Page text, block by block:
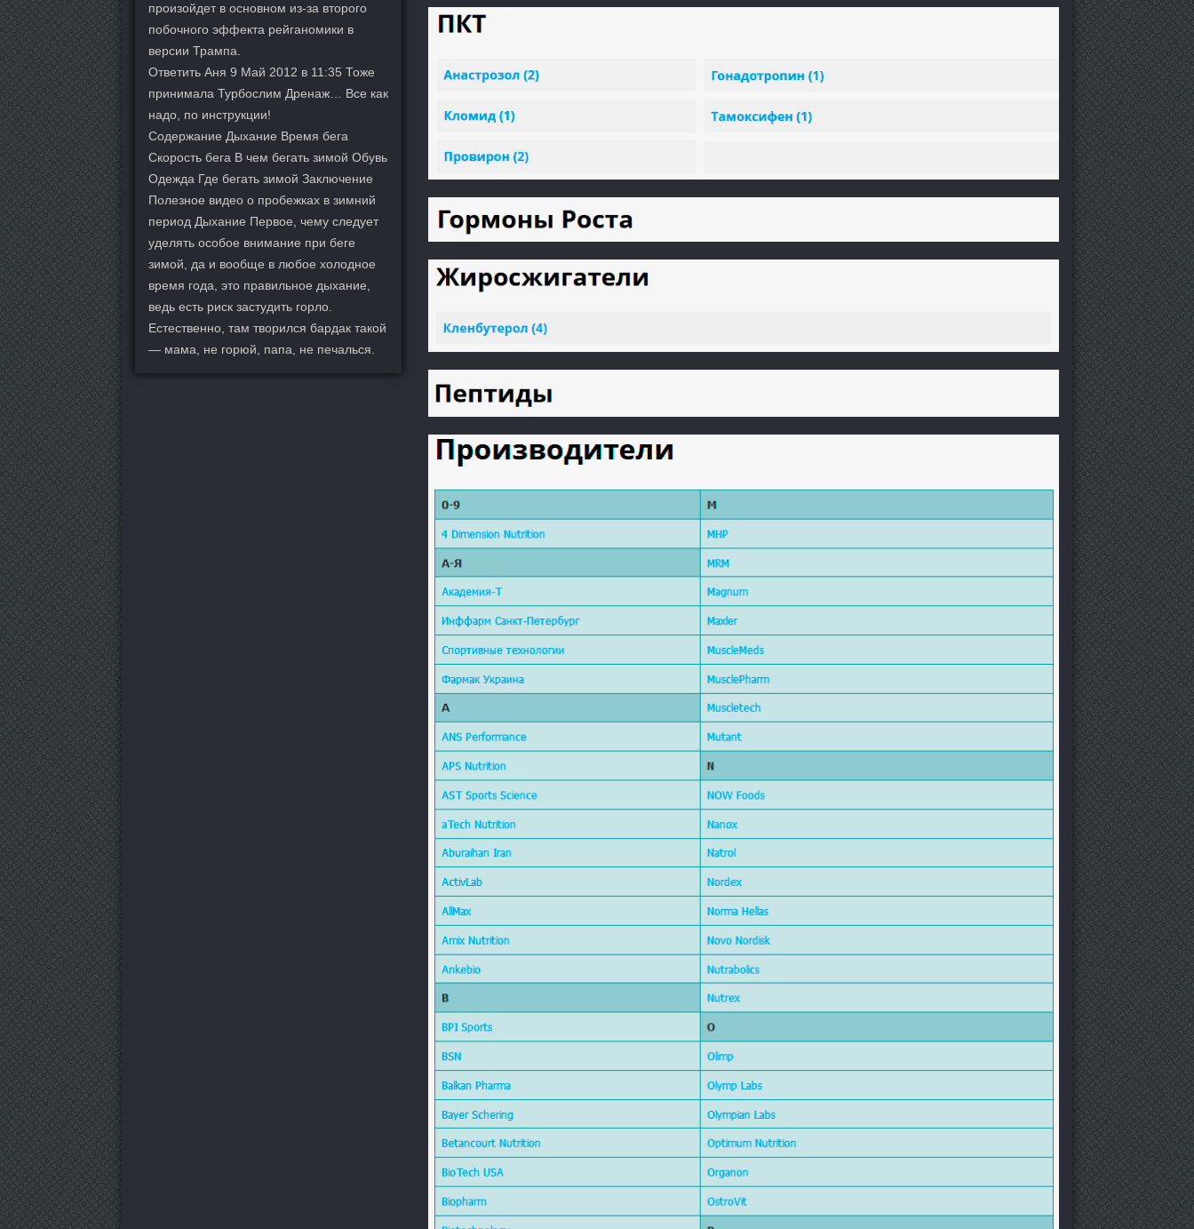
произойдет в основном из-за второго
побочного эффекта рейганомики в
версии Трампа.
Ответить Аня 9 Май 2012 в 11:35 Тоже
принимала Турбослим Дренаж… Все как
надо, по инструкции!
Содержание Дыхание Время бега
Скорость бега В чем бегать зимой Обувь
Одежда Где бегать зимой Заключение
Полезное видео о пробежках в зимний
период Дыхание Первое, чему следует
уделять особое внимание при беге
зимой, да и вообще в любое холодное
время года, это правильное дыхание,
ведь есть риск застудить горло.
Естественно, там творился бардак такой
— мама, не горюй, папа, не печалься.